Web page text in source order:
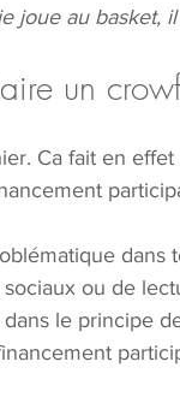
joue au basket,
un
Ca fait en
dans
ou de
le principe